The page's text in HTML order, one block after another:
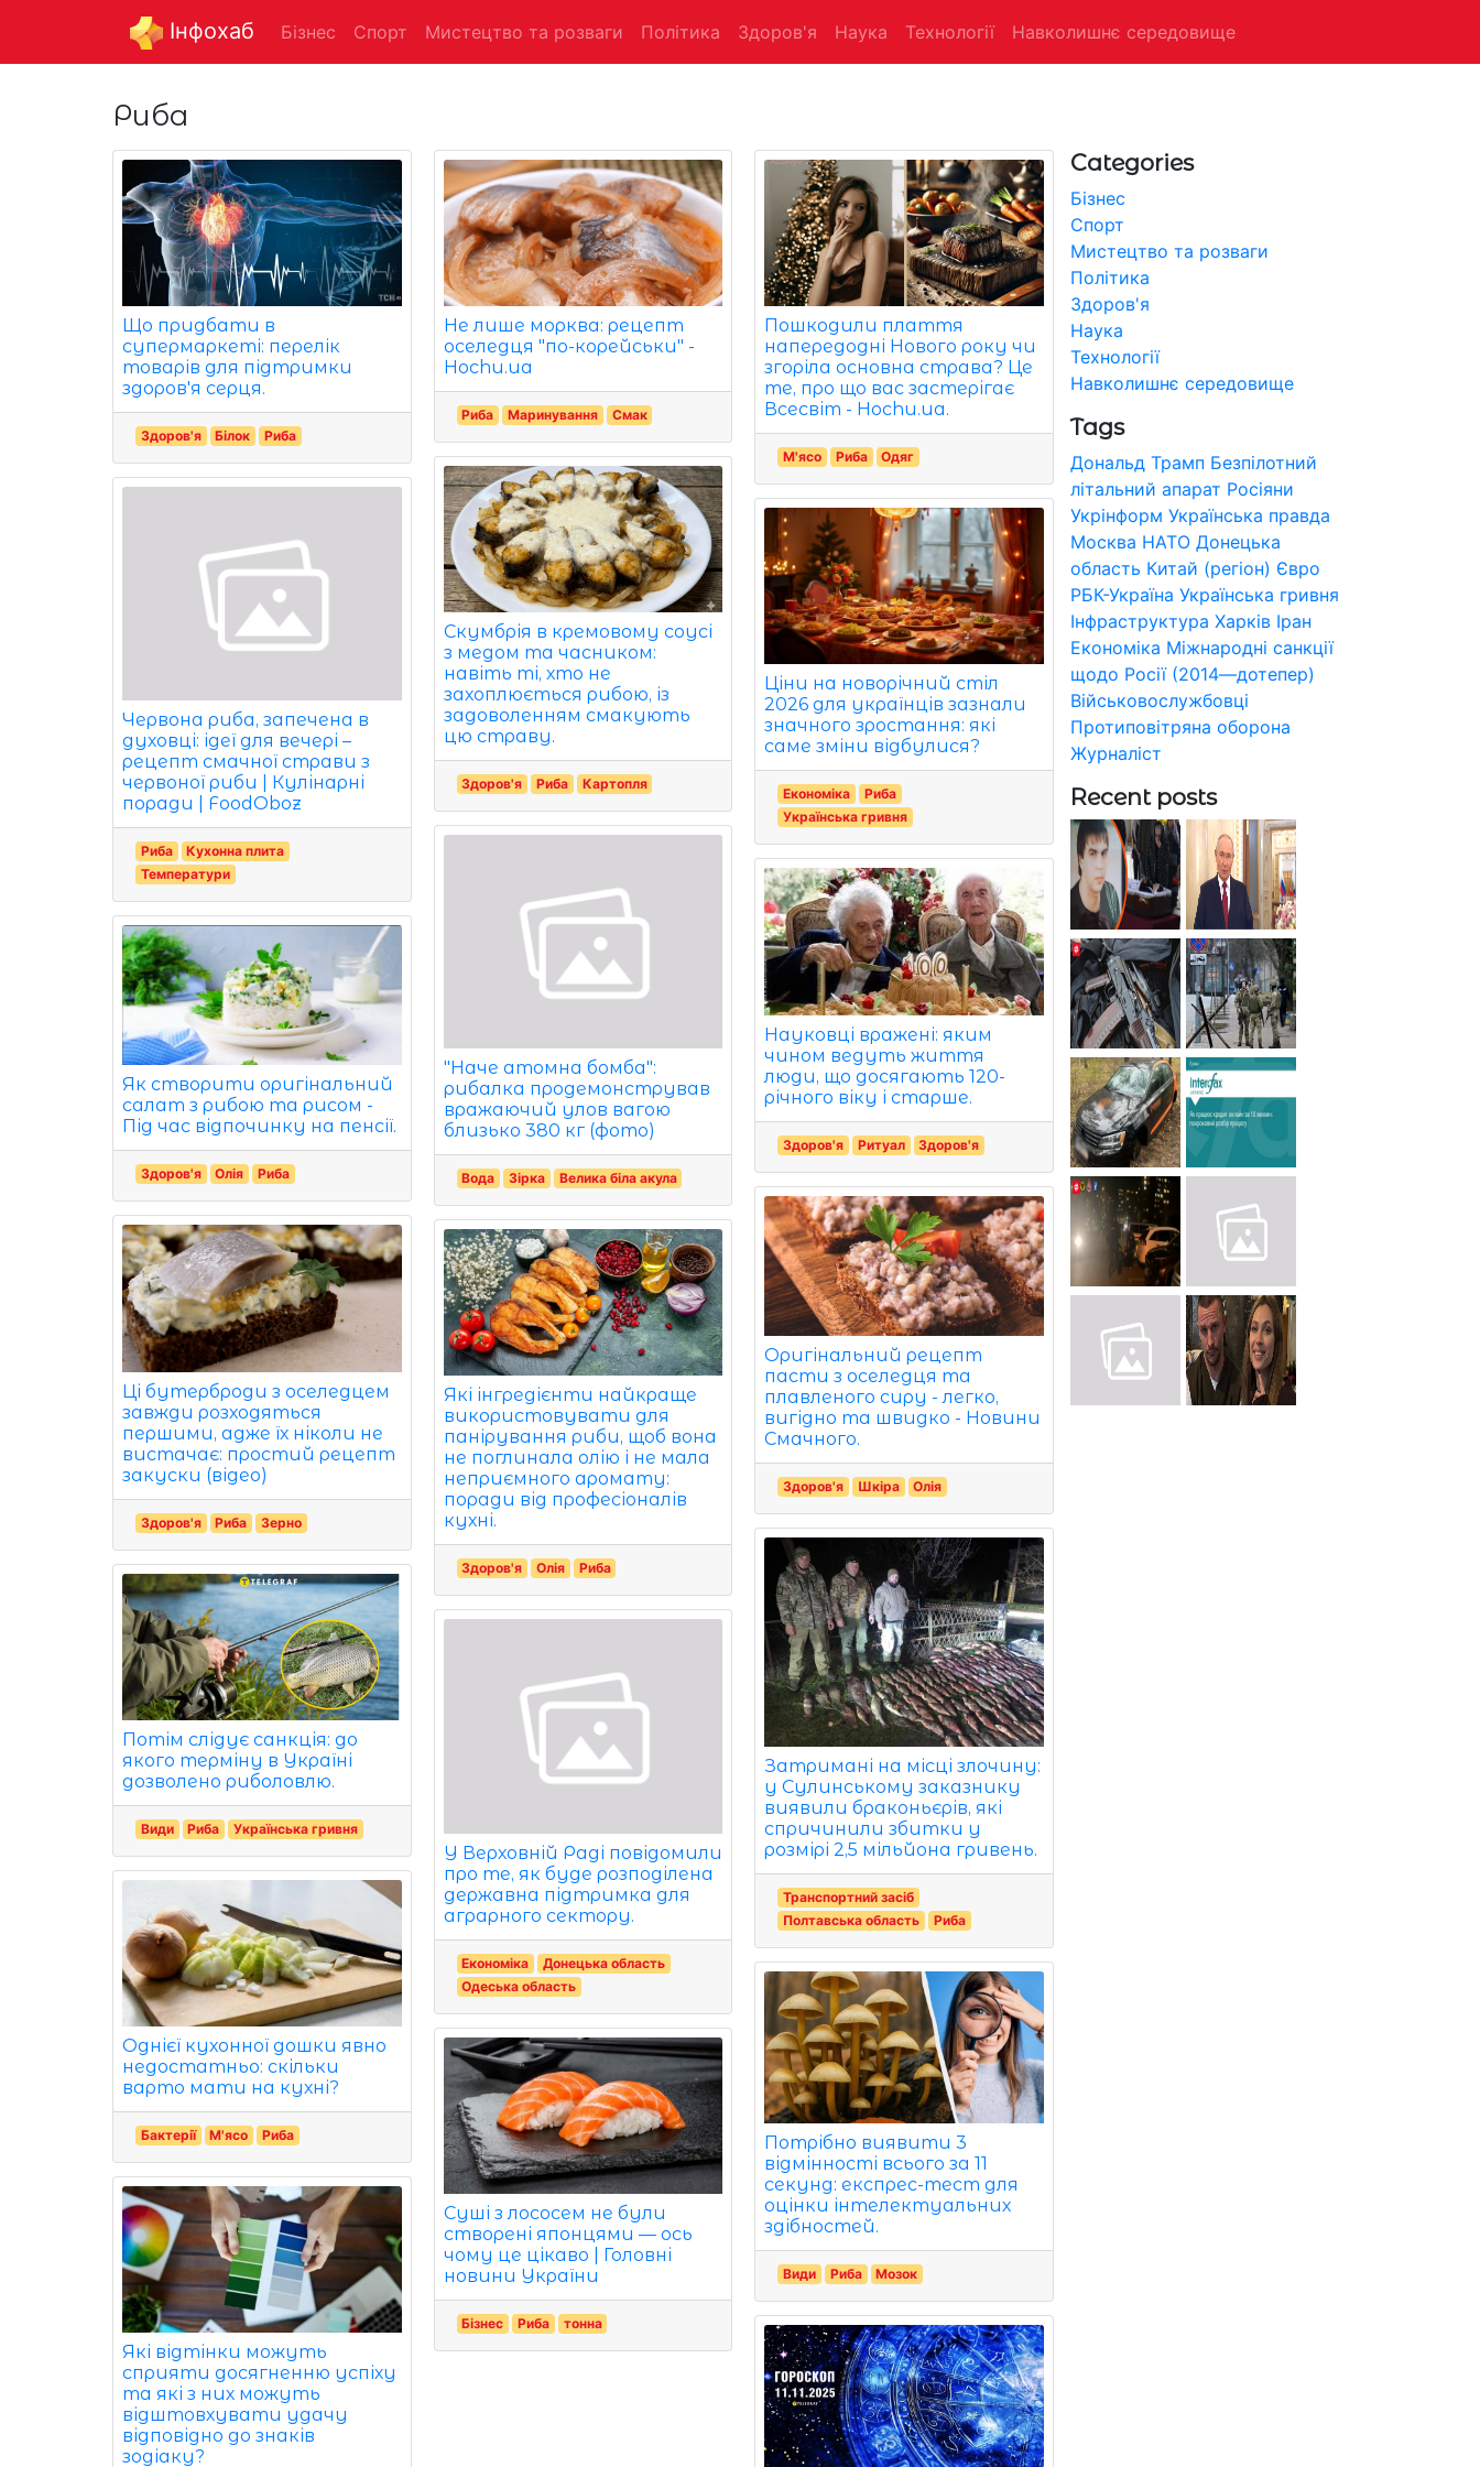
Інфохаб Бізнес Спорт Мистецтво та розваги Політика Здоров'я Наука Технології Навколишнє середовище
Риба
Що придбати в
супермаркеті: перелік
товарів для підтримки
здоров'я серця.
Здоров'я Білок Риба
Червона риба, запечена в
духовці: ідеї для вечері –
рецепт смачної страви з
червоної риби | Кулінарні
поради | FoodOboz
Риба
Кухонна плита
Температури
Як створити оригінальний
салат з рибою та рисом -
Під час відпочинку на пенсії.
Здоров'я Олія Риба
Ці бутерброди з оселедцем
завжди розходяться
першими, адже їх ніколи не
вистачає: простий рецепт
закуски (відео)
Здоров'я Риба Зерно
Потім слідує санкція: до
якого терміну в Україні
дозволено риболовлю.
Види Риба Українська гривня
Однієї кухонної дошки явно
недостатньо: скільки
варто мати на кухні?
Бактерії М'ясо Риба
Які відтінки можуть
сприяти досягненню успіху
та які з них можуть
відштовхувати удачу
відповідно до знаків
зодіаку?
Не лише морква: рецепт
оселедця "по-корейськи" -
Hochu.ua
Риба Маринування Смак
Скумбрія в кремовому соусі
з медом та часником:
навіть ті, хто не
захоплюється рибою, із
задоволенням смакують
цю страву.
Здоров'я Риба Картопля
"Наче атомна бомба":
рибалка продемонстрував
вражаючий улов вагою
близько 380 кг (фото)
Вода Зірка Велика біла акула
Які інгредієнти найкраще
використовувати для
панірування риби, щоб вона
не поглинала олію і не мала
неприємного аромату:
поради від професіоналів
кухні.
Здоров'я Олія Риба
У Верховній Раді повідомили
про те, як буде розподілена
державна підтримка для
аграрного сектору.
Економіка
Донецька область
Одеська область
Суші з лососем не були
створені японцями — ось
чому це цікаво | Головні
новини України
Бізнес Риба тонна
Пошкодили плаття
напередодні Нового року чи
згоріла основна страва? Це
те, про що вас застерігає
Всесвіт - Hochu.ua.
М'ясо Риба Одяг
Ціни на новорічний стіл
2026 для українців зазнали
значного зростання: які
саме зміни відбулися?
Економіка
Риба
Українська гривня
Науковці вражені: яким
чином ведуть життя
люди, що досягають 120-
річного віку і старше.
Здоров'я Ритуал Здоров'я
Оригінальний рецепт
пасти з оселедця та
плавленого сиру - легко,
вигідно та швидко - Новини
Смачного.
Здоров'я Шкіра Олія
Затримані на місці злочину:
у Сулинському заказнику
виявили браконьєрів, які
спричинили збитки у
розмірі 2,5 мільйона гривень.
Транспортний засіб
Полтавська область
Риба
Потрібно виявити 3
відмінності всього за 11
секунд: експрес-тест для
оцінки інтелектуальних
здібностей.
Види Риба Мозок
Categories
Бізнес
Спорт
Мистецтво та розваги
Політика
Здоров'я
Наука
Технології
Навколишнє середовище
Tags
Дональд Трамп Безпілотний
літальний апарат Росіяни
Укрінформ Українська правда
Москва НАТО Донецька
область Китай (регіон) Євро
РБК-Україна Українська гривня
Інфраструктура Харків Іран
Економіка Міжнародні санкції
щодо Росії (2014—дотепер)
Військовослужбовці
Протиповітряна оборона
Журналіст
Recent posts